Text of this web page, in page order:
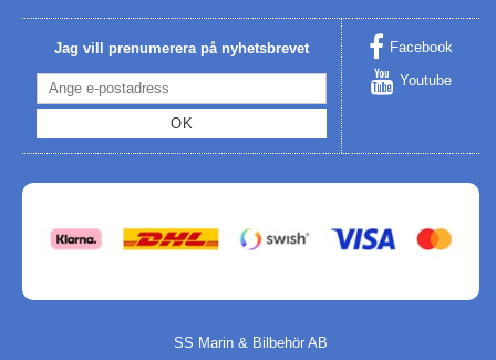
Jag vill prenumerera på nyhetsbrevet
OK
Facebook
Youtube
SS Marin & Bilbehör AB